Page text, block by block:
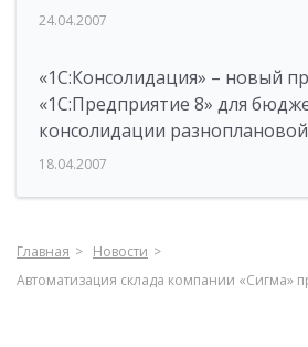
24.04.2007
«1С:Консолидация» – новый
«1С:Предприятие 8» для
консолидации
18.04.2007
Главная
Новости
Автоматизация склада компании «Сигма»